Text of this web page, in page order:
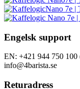
Engelsk support
EN: +421 944 750 100
info@4barista.se
Returadress